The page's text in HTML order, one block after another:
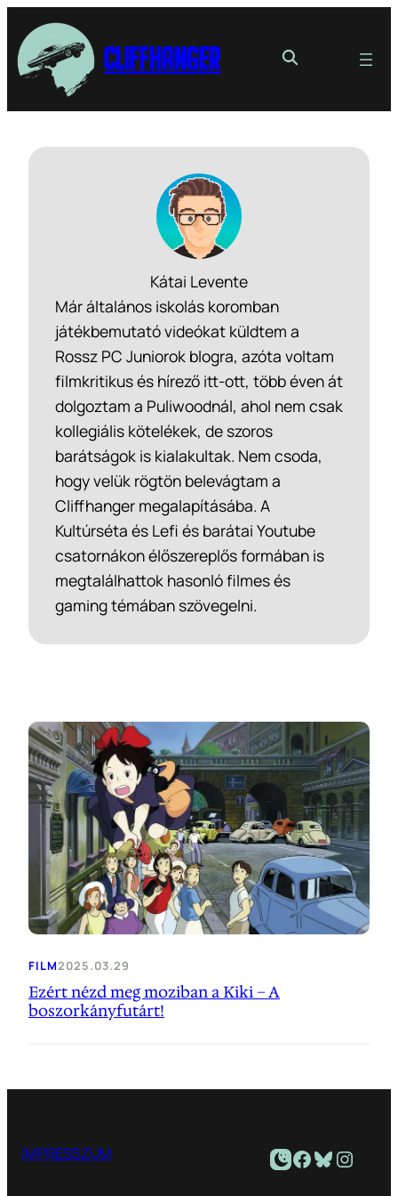
Cliffhanger
Kátai Levente
Már általános iskolás koromban
játékbemutató videókat küldtem a
Rossz PC Juniorok blogra, azóta voltam
filmkritikus és hírező itt-ott, több éven át
dolgoztam a Puliwoodnál, ahol nem csak
kollegiális kötelékek, de szoros
barátságok is kialakultak. Nem csoda,
hogy velük rögtön belevágtam a
Cliffhanger megalapításába. A
Kultúrséta és Lefi és barátai Youtube
csatornákon élőszereplős formában is
megtalálhattok hasonló filmes és
gaming témában szövegelni.
FILM2025.03.29
Ezért nézd meg moziban a Kiki – A
boszorkányfutárt!
IMPRESSZUM Facebook Bluesky Instagram